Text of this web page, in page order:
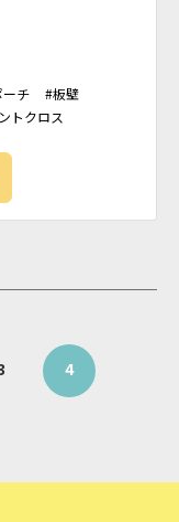
チ
板壁
トクロス
4